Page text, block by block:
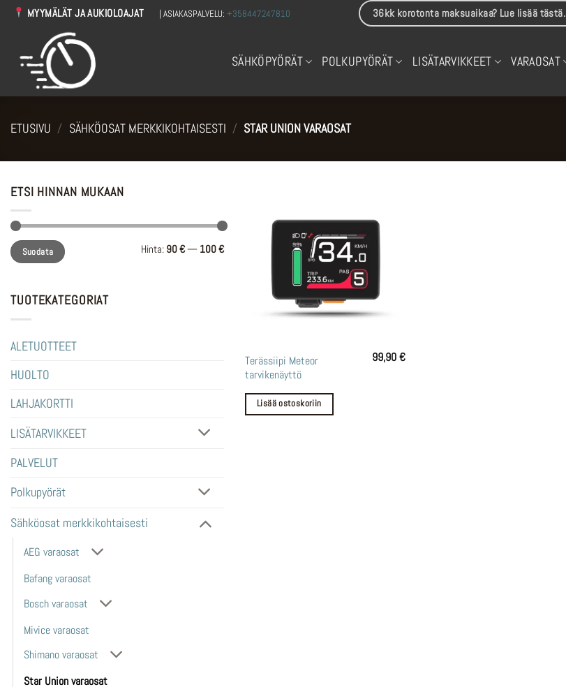
Skip
MYYMÄLÄT JA AUKIOLOAJAT | ASIAKASPALVELU:+358447247810 36kk korotonta maksuaikaa? Lue lisää tästä.
SÄHKÖPYÖRÄT POLKUPYÖRÄT LISÄTARVIKKEET VARAOSAT
ETUSIVU / SÄHKÖOSAT MERKKIKOHTAISESTI / STAR UNION VARAOSAT
ETSI HINNAN MUKAAN
Minimihinta
Maksimihinta
Suodata Hinta: 90 €— 100 €
TUOTEKATEGORIAT
ALETUOTTEET
HUOLTO
LAHJAKORTTI
LISÄTARVIKKEET
PALVELUT
Polkupyörät
Sähköosat merkkikohtaisesti
AEG varaosat
Bafang varaosat
Bosch varaosat
Mivice varaosat
Shimano varaosat
Star Union varaosat
Terässiipi Meteor
tarvikenäyttö
99,90€
Lisää ostoskoriin